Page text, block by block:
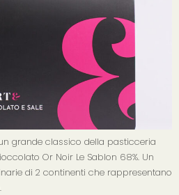
grande classico della pasticceria
Or Noir Le Sablon 68%. Un
di 2 continenti che rappresentano